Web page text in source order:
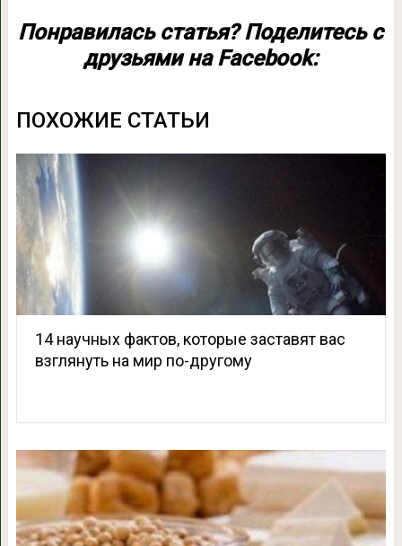
Понравилась статья? Поделитесь с
друзьями на Facebook:
ПОХОЖИЕ СТАТЬИ
14 научных фактов, которые заставят вас
взглянуть на мир по-другому